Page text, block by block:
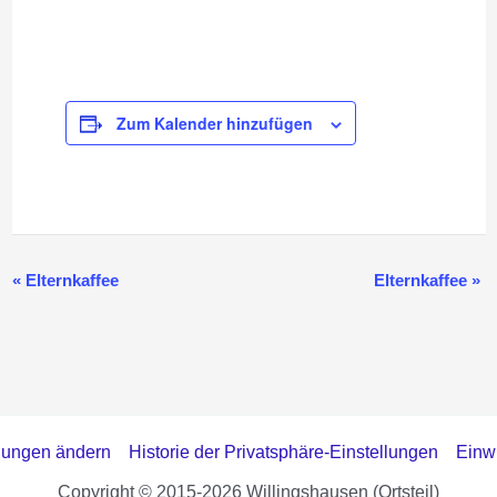
Zum Kalender hinzufügen
Veranstaltung-
«Elternkaffee Elternkaffee »
ändern Historie der Privatsphäre-Einstellungen
Copyright © 2015-2026 Willingshausen (Ortsteil)